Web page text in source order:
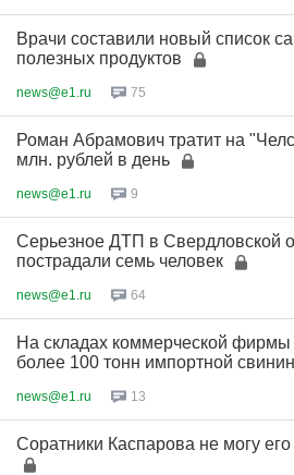
Врачи составили новый список
полезных продуктов
news@e1.ru 75
Роман Абрамович тратит на
млн. рублей в день
news@e1.ru 9
Серьезное ДТП в Свердловской
пострадали семь человек
news@e1.ru 64
На складах коммерческой фирмы
более 100 тонн импортной
news@e1.ru 13
Соратники Каспарова не могу его